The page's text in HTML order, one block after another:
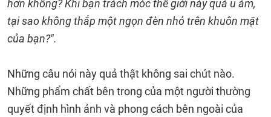
hơn không? Khi bạn trách móc thế giới này quá u ám,
tại sao không thắp một ngọn đèn nhỏ trên khuôn mặt
của bạn?".
Những câu nói này quả thật không sai chút nào.
Những phẩm chất bên trong của một người thường
quyết định hình ảnh và phong cách bên ngoài của